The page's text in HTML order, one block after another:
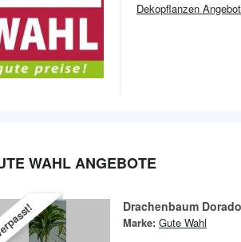
Dekopflanzen
WAHL ANGEBOTE
Drachenbaum Dorado
Marke: Gute Wahl